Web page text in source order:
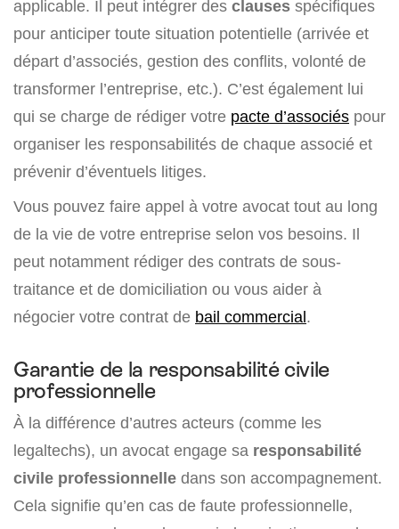
applicable. Il peut intégrer des clauses spécifiques
pour anticiper toute situation potentielle (arrivée et
départ d’associés, gestion des conflits, volonté de
transformer l’entreprise, etc.). C’est également lui
qui se charge de rédiger votre pacte d’associés pour
organiser les responsabilités de chaque associé et
prévenir d’éventuels litiges.
Vous pouvez faire appel à votre avocat tout au long
de la vie de votre entreprise selon vos besoins. Il
peut notamment rédiger des contrats de sous-
traitance et de domiciliation ou vous aider à
négocier votre contrat de bail commercial.
Garantie de la responsabilité civile
professionnelle
À la différence d’autres acteurs (comme les
legaltechs), un avocat engage sa responsabilité
civile professionnelle dans son accompagnement.
Cela signifie qu’en cas de faute professionnelle,